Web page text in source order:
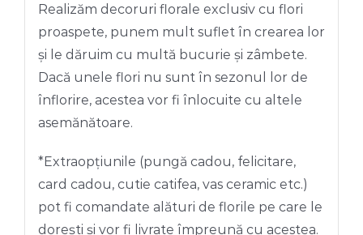
Realizăm decoruri florale exclusiv cu flori
proaspete, punem mult suflet în crearea lor
și le dăruim cu multă bucurie și zâmbete.
Dacă unele flori nu sunt în sezonul lor de
înflorire, acestea vor fi înlocuite cu altele
asemănătoare.
*Extraopțiunile (pungă cadou, felicitare,
card cadou, cutie catifea, vas ceramic etc.)
pot fi comandate alături de florile pe care le
dorești și vor fi livrate împreună cu acestea.